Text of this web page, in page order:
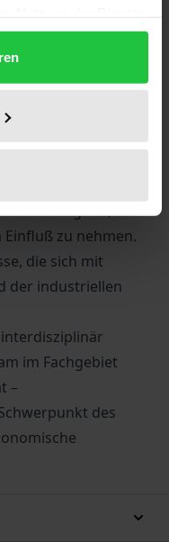
Ausrichtung des
die
das
welche
hat, auf
zu nehmen.
die sich mit
der industriellen
im Fachgebiet
–
des